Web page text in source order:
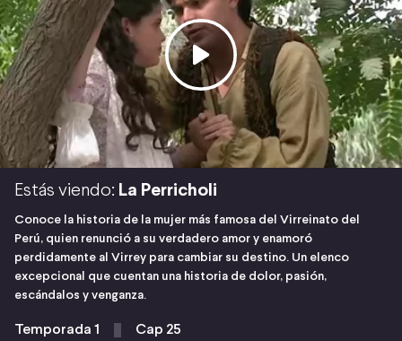
Estás viendo: La Perricholi
Conoce la historia de la mujer más famosa del Virreinato del
Perú, quien renunció a su verdadero amor y enamoró
perdidamente al Virrey para cambiar su destino. Un elenco
excepcional que cuentan una historia de dolor, pasión,
escándalos y venganza.
Temporada 1 Cap 25